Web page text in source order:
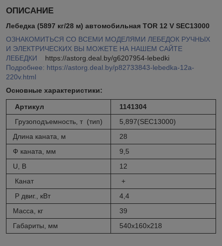
ОПИСАНИЕ
Лебедка (5897 кг/28 м) автомобильная TOR 12 V SEC13000
ОЗНАКОМИТЬСЯ СО ВСЕМИ МОДЕЛЯМИ ЛЕБЕДОК РУЧНЫХ
И ЭЛЕКТРИЧЕСКИХ ВЫ МОЖЕТЕ НА НАШЕМ САЙТЕ
ЛЕБЕДКИ https://astorg.deal.by/g6207954-lebedki
Подробнее: https://astorg.deal.by/p82733843-lebedka-12a-
220v.html
Основные характеристики:
Артикул
1141304
Грузоподъемность, т (тип)
5,897(SEC13000)
Длина каната, м
28
Ф каната, мм
9,5
U, B
12
Канат
+
P двиг., кВт
4,4
Масса, кг
39
Габариты, мм
540х160х218